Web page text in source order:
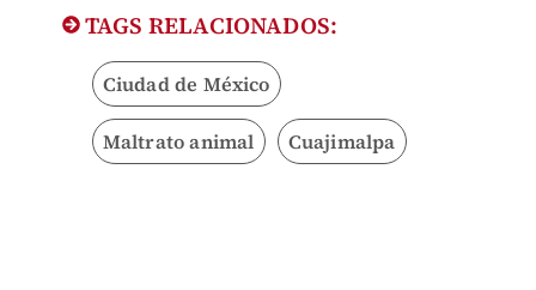
TAGS RELACIONADOS:
Ciudad de México
Maltrato animal Cuajimalpa